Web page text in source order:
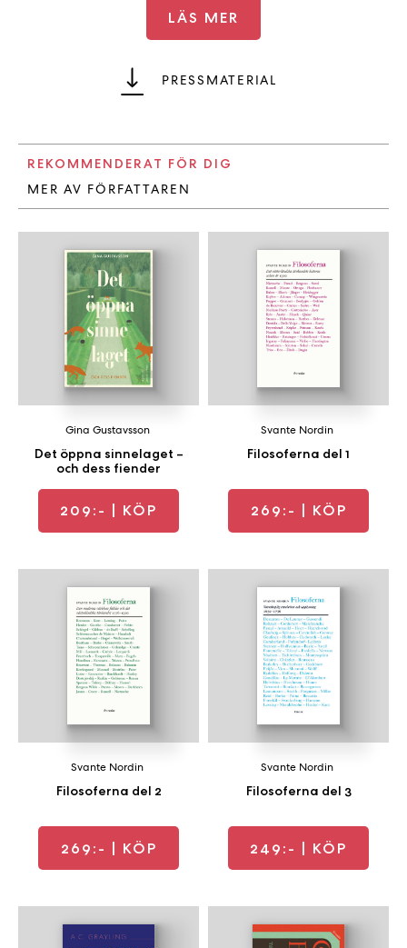
LÄS MER
PRESSMATERIAL
REKOMMENDERAT FÖR DIG
MER AV FÖRFATTAREN
Det öppna sinnelaget –
och dess fiender
Gina Gustavsson
209:- | KÖP
Filosoferna del 1
Svante Nordin
269:- | KÖP
Filosoferna del 2
Svante Nordin
269:- | KÖP
Filosoferna del 3
Svante Nordin
249:- | KÖP